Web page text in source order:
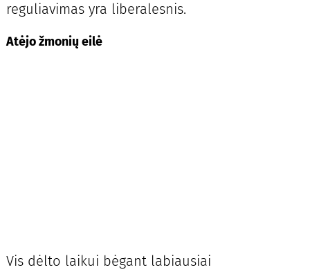
reguliavimas yra liberalesnis.
Atėjo žmonių eilė
Vis dėlto laikui bėgant labiausiai